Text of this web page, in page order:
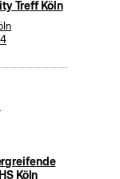
Treff Köln
Köln